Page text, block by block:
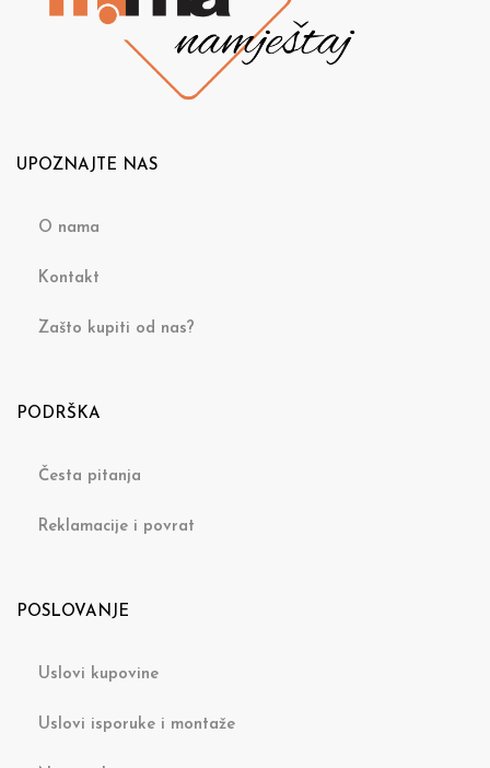
UPOZNAJTE NAS
O nama
Kontakt
Zašto kupiti od nas?
PODRŠKA
Česta pitanja
Reklamacije i povrat
POSLOVANJE
Uslovi kupovine
Uslovi isporuke i montaže